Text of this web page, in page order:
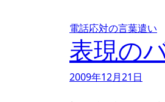
電話応対の言葉遣い
表現の
2009年12月21日